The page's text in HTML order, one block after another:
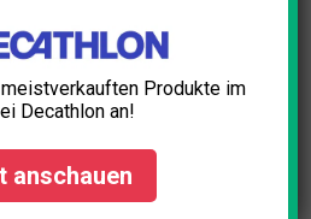
Test: Die 5
17, 2025
Produkte im
Decathlon an!
anschauen